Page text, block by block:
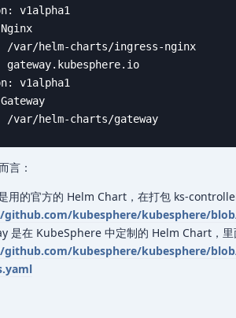
v1alpha1
/var/helm-charts/ingress-nginx
v1alpha1
/var/helm-charts/gateway
言：
用的官方的 Helm Chart，在打包 ks-
kubesphere/kubesphere/
是在 KubeSphere 中定制的 Helm Chart，里
kubesphere/kubesphere/